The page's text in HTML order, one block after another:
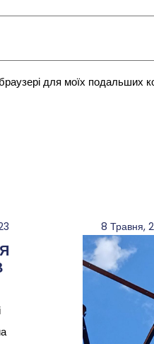
для моїх подальших
8 Травня,